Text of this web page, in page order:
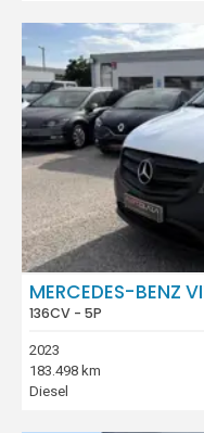
MERCEDES-BENZ
136CV - 5P
2023
183.498 km
Diesel